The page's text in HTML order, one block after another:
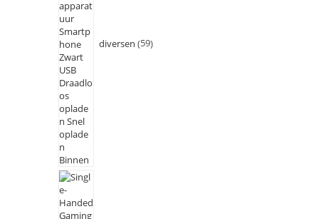
diversen 59